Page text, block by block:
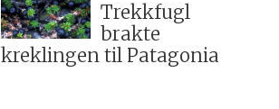
Trekkfugl
brakte
kreklingen til Patagonia